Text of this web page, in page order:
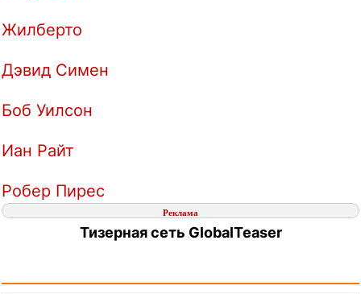
Жилберто
Дэвид Симен
Боб Уилсон
Иан Райт
Робер Пирес
Реклама
Тизерная сеть GlobalTeaser